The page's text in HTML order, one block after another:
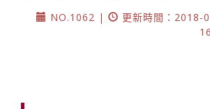
NO.1062 |
更新時間：2018-